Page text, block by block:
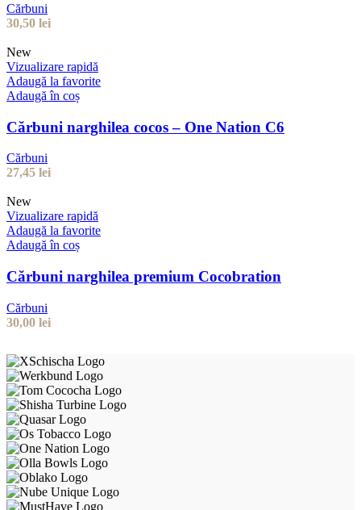
Cărbuni
30,50 lei
New
Vizualizare rapidă
Adaugă la favorite
Adaugă în coș
Cărbuni narghilea cocos – One Nation C6
Cărbuni
27,45 lei
New
Vizualizare rapidă
Adaugă la favorite
Adaugă în coș
Cărbuni narghilea premium Cocobration
Cărbuni
30,00 lei